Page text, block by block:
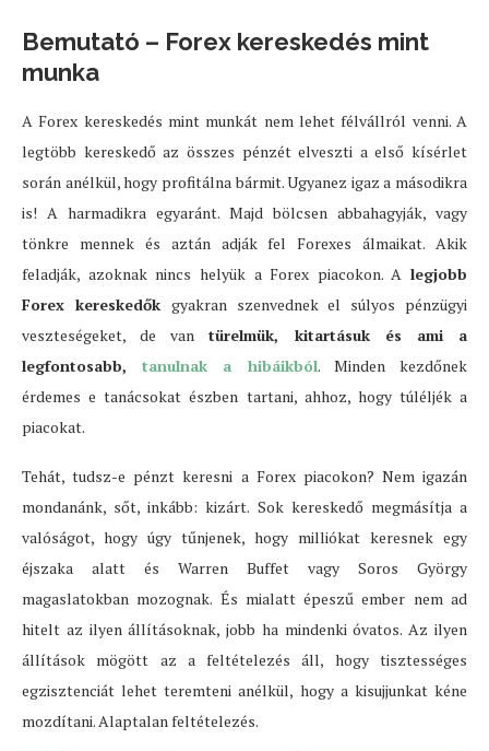
Bemutató – Forex kereskedés mint
munka
A Forex kereskedés mint munkát nem lehet félvállról venni. A
legtöbb kereskedő az összes pénzét elveszti a első kísérlet
során anélkül, hogy profitálna bármit. Ugyanez igaz a másodikra
is! A harmadikra egyaránt. Majd bölcsen abbahagyják, vagy
tönkre mennek és aztán adják fel Forexes álmaikat. Akik
feladják, azoknak nincs helyük a Forex piacokon. A legjobb
Forex kereskedők gyakran szenvednek el súlyos pénzügyi
veszteségeket, de vantürelmük, kitartásuk és ami a
legfontosabb,tanulnak a hibáikból. Minden kezdőnek
érdemes e tanácsokat észben tartani, ahhoz, hogy túléljék a
piacokat.
Tehát, tudsz-e pénzt keresni a Forex piacokon? Nem igazán
mondanánk, sőt, inkább: kizárt. Sok kereskedő megmásítja a
valóságot, hogy úgy tűnjenek, hogy milliókat keresnek egy
éjszaka alatt és Warren Buffet vagy Soros György
magaslatokban mozognak. És mialatt épeszű ember nem ad
hitelt az ilyen állításoknak, jobb ha mindenki óvatos. Az ilyen
állítások mögött az a feltételezés áll, hogy tisztességes
egzisztenciát lehet teremteni anélkül, hogy a kisujjunkat kéne
mozdítani. Alaptalan feltételezés.